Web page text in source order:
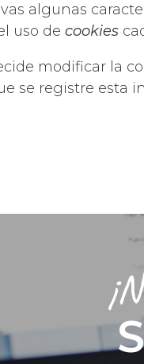
algunas
uso de cookies
modificar la
se registre esta